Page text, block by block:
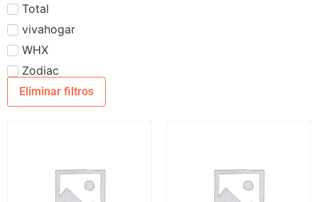
Total
vivahogar
WHX
Zodiac
Eliminar filtros